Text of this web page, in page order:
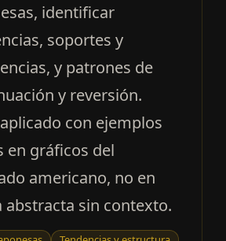
identificar
soportes y
y patrones de
y reversión.
con ejemplos
en gráficos del
americano, no en
abstracta sin contexto.